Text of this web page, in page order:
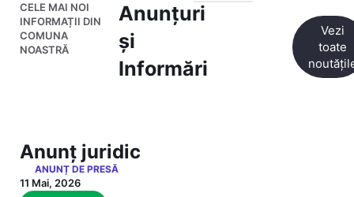
CELE MAI NOI
INFORMAȚII DIN
COMUNA
NOASTRĂ
Anunțuri
și
Informări
Vezi
toate
Anunț juridic
ANUNȚ DE PRESĂ
11 Mai, 2026